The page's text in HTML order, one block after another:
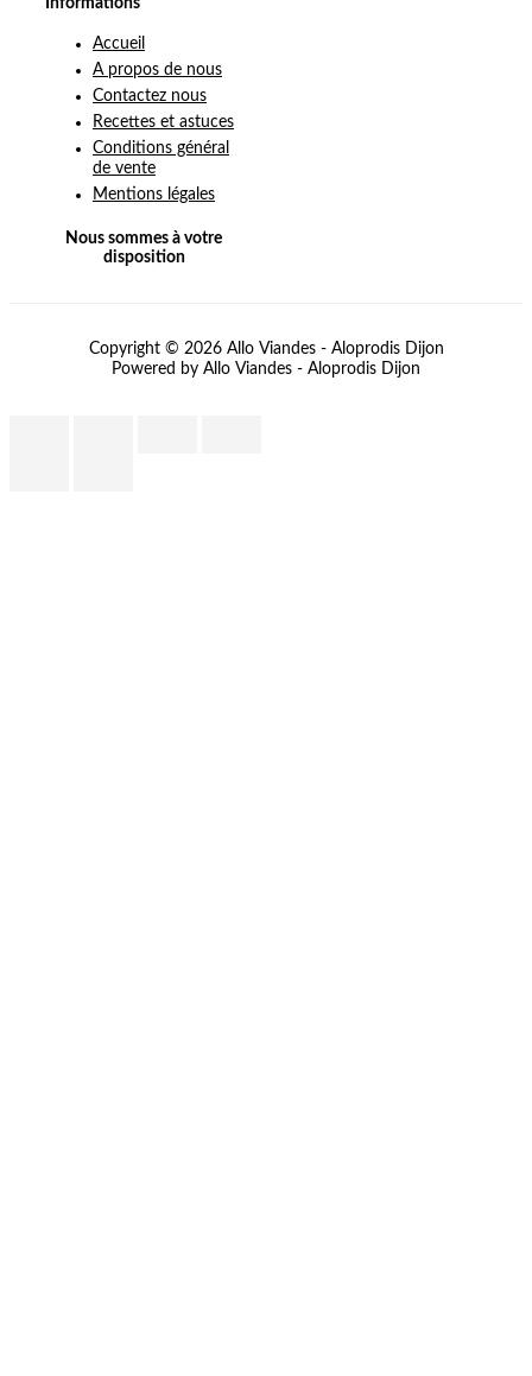
Informations
Accueil
A propos de nous
Contactez nous
Recettes et astuces
Conditions général
de vente
Mentions légales
Nous sommes à votre
disposition
Copyright © 2026 Allo Viandes - Aloprodis Dijon
Powered by Allo Viandes - Aloprodis Dijon